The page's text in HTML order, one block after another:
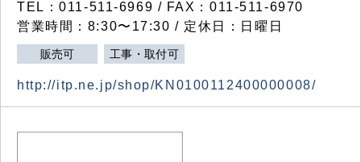
TEL：011-511-6969 / FAX：011-511-6970
営業時間：8:30〜17:30 / 定休日：日曜日
販売可 工事・取付可
http://itp.ne.jp/shop/KN0100112400000008/